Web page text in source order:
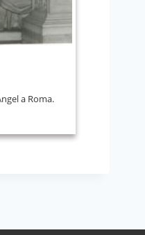
a Roma.